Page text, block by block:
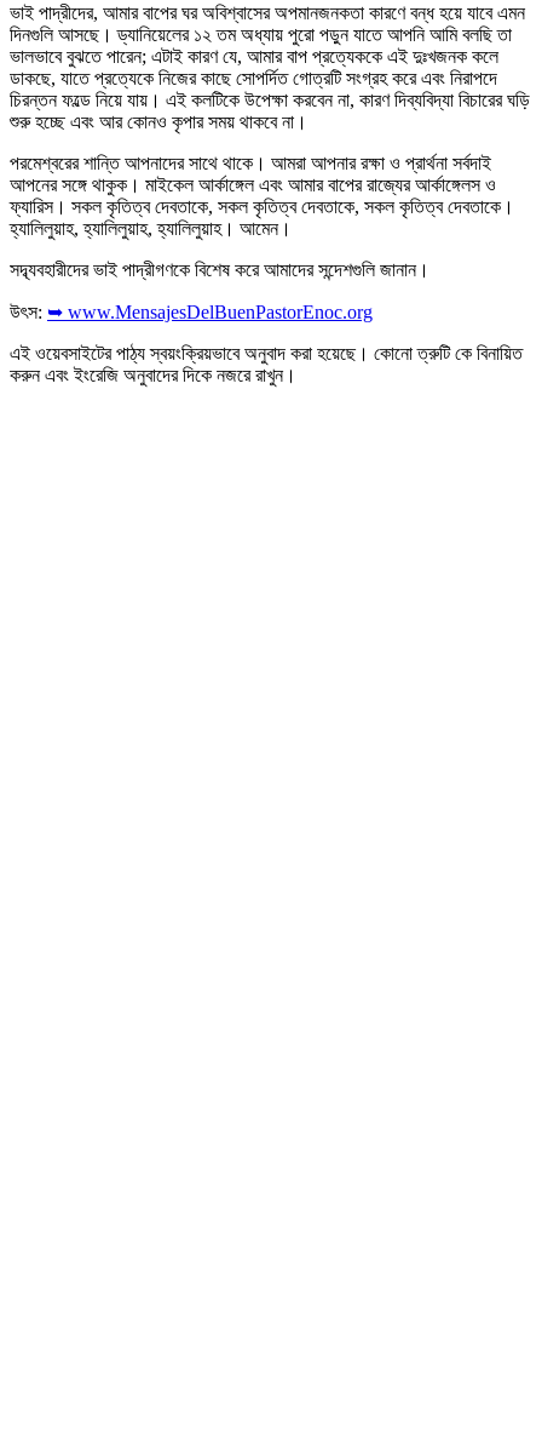
ভাই পাদ্রীদের, আমার বাপের ঘর অবিশ্বাসের অপমানজনকতা কারণে বন্ধ হয়ে যাবে এমন
দিনগুলি আসছে। ড্যানিয়েলের ১২ তম অধ্যায় পুরো পড়ুন যাতে আপনি আমি বলছি তা
ভালভাবে বুঝতে পারেন; এটাই কারণ যে, আমার বাপ প্রত্যেককে এই দুঃখজনক কলে
ডাকছে, যাতে প্রত্যেকে নিজের কাছে সোপর্দিত গোত্রটি সংগ্রহ করে এবং নিরাপদে
চিরন্তন ফল্ডে নিয়ে যায়। এই কলটিকে উপেক্ষা করবেন না, কারণ দিব্যবিদ্যা বিচারের ঘড়ি
শুরু হচ্ছে এবং আর কোনও কৃপার সময় থাকবে না।
পরমেশ্বরের শান্তি আপনাদের সাথে থাকে। আমরা আপনার রক্ষা ও প্রার্থনা সর্বদাই
আপনের সঙ্গে থাকুক। মাইকেল আর্কাঙ্গেল এবং আমার বাপের রাজ্যের আর্কাঙ্গেলস ও
ফ্যারিস। সকল কৃতিত্ব দেবতাকে, সকল কৃতিত্ব দেবতাকে, সকল কৃতিত্ব দেবতাকে।
হ্যালিলুয়াহ, হ্যালিলুয়াহ, হ্যালিলুয়াহ। আমেন।
সদ্ব্যবহারীদের ভাই পাদ্রীগণকে বিশেষ করে আমাদের সন্দেশগুলি জানান।
উৎস: ➥ www.MensajesDelBuenPastorEnoc.org
এই ওয়েবসাইটের পাঠ্য স্বয়ংক্রিয়ভাবে অনুবাদ করা হয়েছে। কোনো ত্রুটি কে বিনায়িত
করুন এবং ইংরেজি অনুবাদের দিকে নজরে রাখুন।